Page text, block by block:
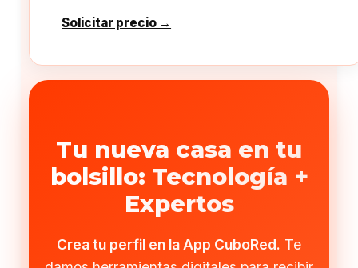
Solicitar precio →
Tu nueva casa en tu
bolsillo: Tecnología +
Expertos
Crea tu perfil en la App CuboRed. Te